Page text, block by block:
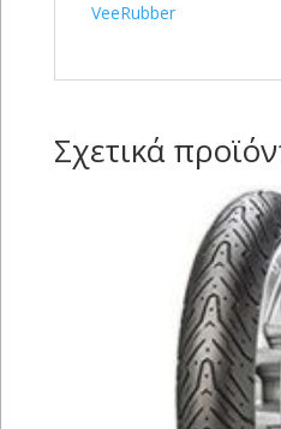
VeeRubber
Σχετικά